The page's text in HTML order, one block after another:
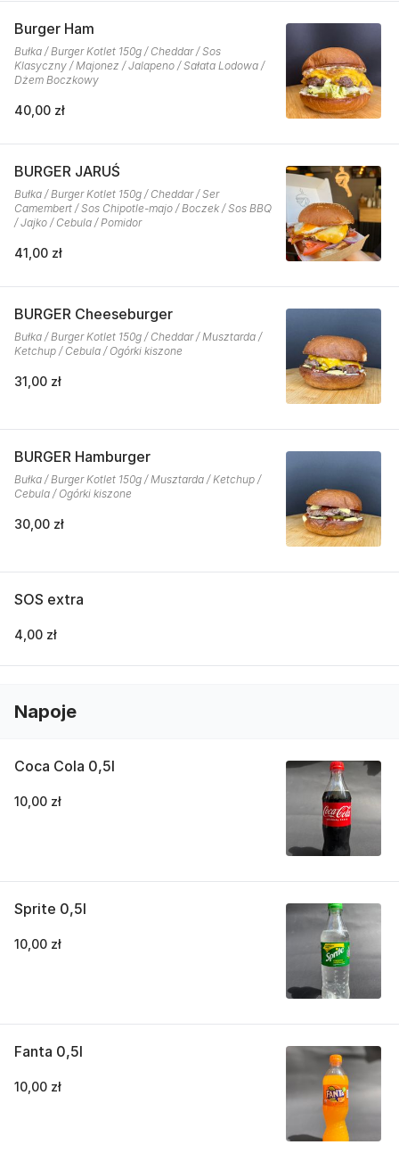
Burger Ham
Bułka / Burger Kotlet 150g / Cheddar / Sos
Klasyczny / Majonez / Jalapeno / Sałata Lodowa /
Dżem Boczkowy
40,00 zł
BURGER JARUŚ
Bułka / Burger Kotlet 150g / Cheddar / Ser
Camembert / Sos Chipotle-majo / Boczek / Sos BBQ
/ Jajko / Cebula / Pomidor
41,00 zł
BURGER Cheeseburger
Bułka / Burger Kotlet 150g / Cheddar / Musztarda /
Ketchup / Cebula / Ogórki kiszone
31,00 zł
BURGER Hamburger
Bułka / Burger Kotlet 150g / Musztarda / Ketchup /
Cebula / Ogórki kiszone
30,00 zł
SOS extra
4,00 zł
Napoje
Coca Cola 0,5l
10,00 zł
Sprite 0,5l
10,00 zł
Fanta 0,5l
10,00 zł